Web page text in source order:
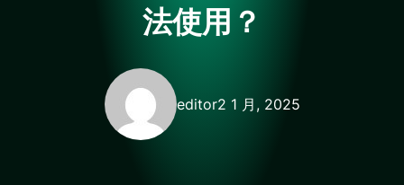
法使用？
editor2 1 月, 2025